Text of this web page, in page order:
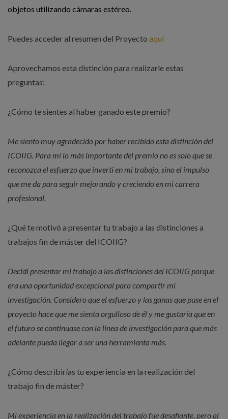
objetos utilizando cámaras estéreo.
Puedes acceder al resumen del Proyecto aquí
Aprovechamos esta distinción para realizarle estas
preguntas:
¿Cómo te sientes al haber ganado este premio?
Me siento muy agradecido por haber recibido esta distinción del
ICOIIG. Para mí lo más importante del premio no es solo que se
reconozca el esfuerzo que invertí en mi trabajo, sino el impulso
que me da para seguir mejorando y creciendo en mi carrera
profesional.
¿Qué te motivó a presentar tu trabajo a las distinciones a
trabajos fin de máster del ICOIIG?
Decidí presentar mi trabajo a las distinciones del ICOIIG porque
era una oportunidad excepcional para compartir mi
investigación. Considero que el esfuerzo y las ganas que puse en el
proyecto hace que me sienta orgulloso de él y me gustaría que en
el futuro se continuase con la línea de investigación para que más
adelante pueda llegar a ser una herramienta más.
¿Cómo describirías tu experiencia en la realización del
trabajo fin de máster?
Mi experiencia en la realización del trabajo fue desafiante, pero al